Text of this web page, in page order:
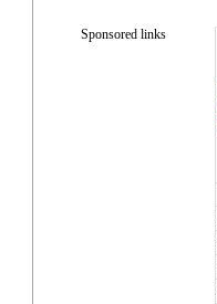
Sponsored links